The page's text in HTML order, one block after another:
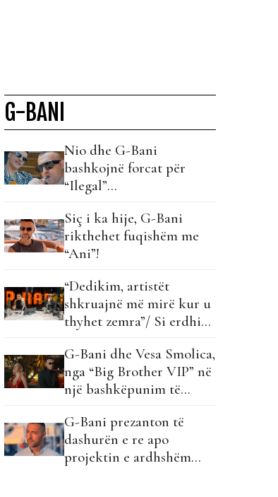
G-BANI
Nio dhe G-Bani
bashkojnë forcat për
“Ilegal”…
Siç i ka hije, G-Bani
rikthehet fuqishëm me
“Ani”!
“Dedikim, artistët
shkruajnë më mirë kur u
thyhet zemra”/ Si erdhi
midis G-Bani dhe Vesa
Smolica?
G-Bani dhe Vesa Smolica,
nga “Big Brother VIP” në
një bashkëpunim të
G-Bani prezanton të
dashurën e re apo
projektin e ardhshëm